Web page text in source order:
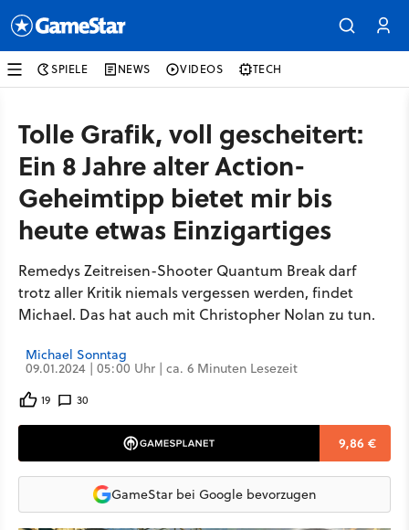
SPIELE NEWS VIDEOS TECH
Tolle Grafik, voll gescheitert:
Ein 8 Jahre alter Action-
Geheimtipp bietet mir bis
heute etwas Einzigartiges
Remedys Zeitreisen-Shooter Quantum Break darf
trotz aller Kritik niemals vergessen werden, findet
Michael. Das hat auch mit Christopher Nolan zu tun.
Michael Sonntag
09.01.2024 | 05:00 Uhr | ca. 6 Minuten Lesezeit
19 30
9,86 €
GameStar bei Google bevorzugen